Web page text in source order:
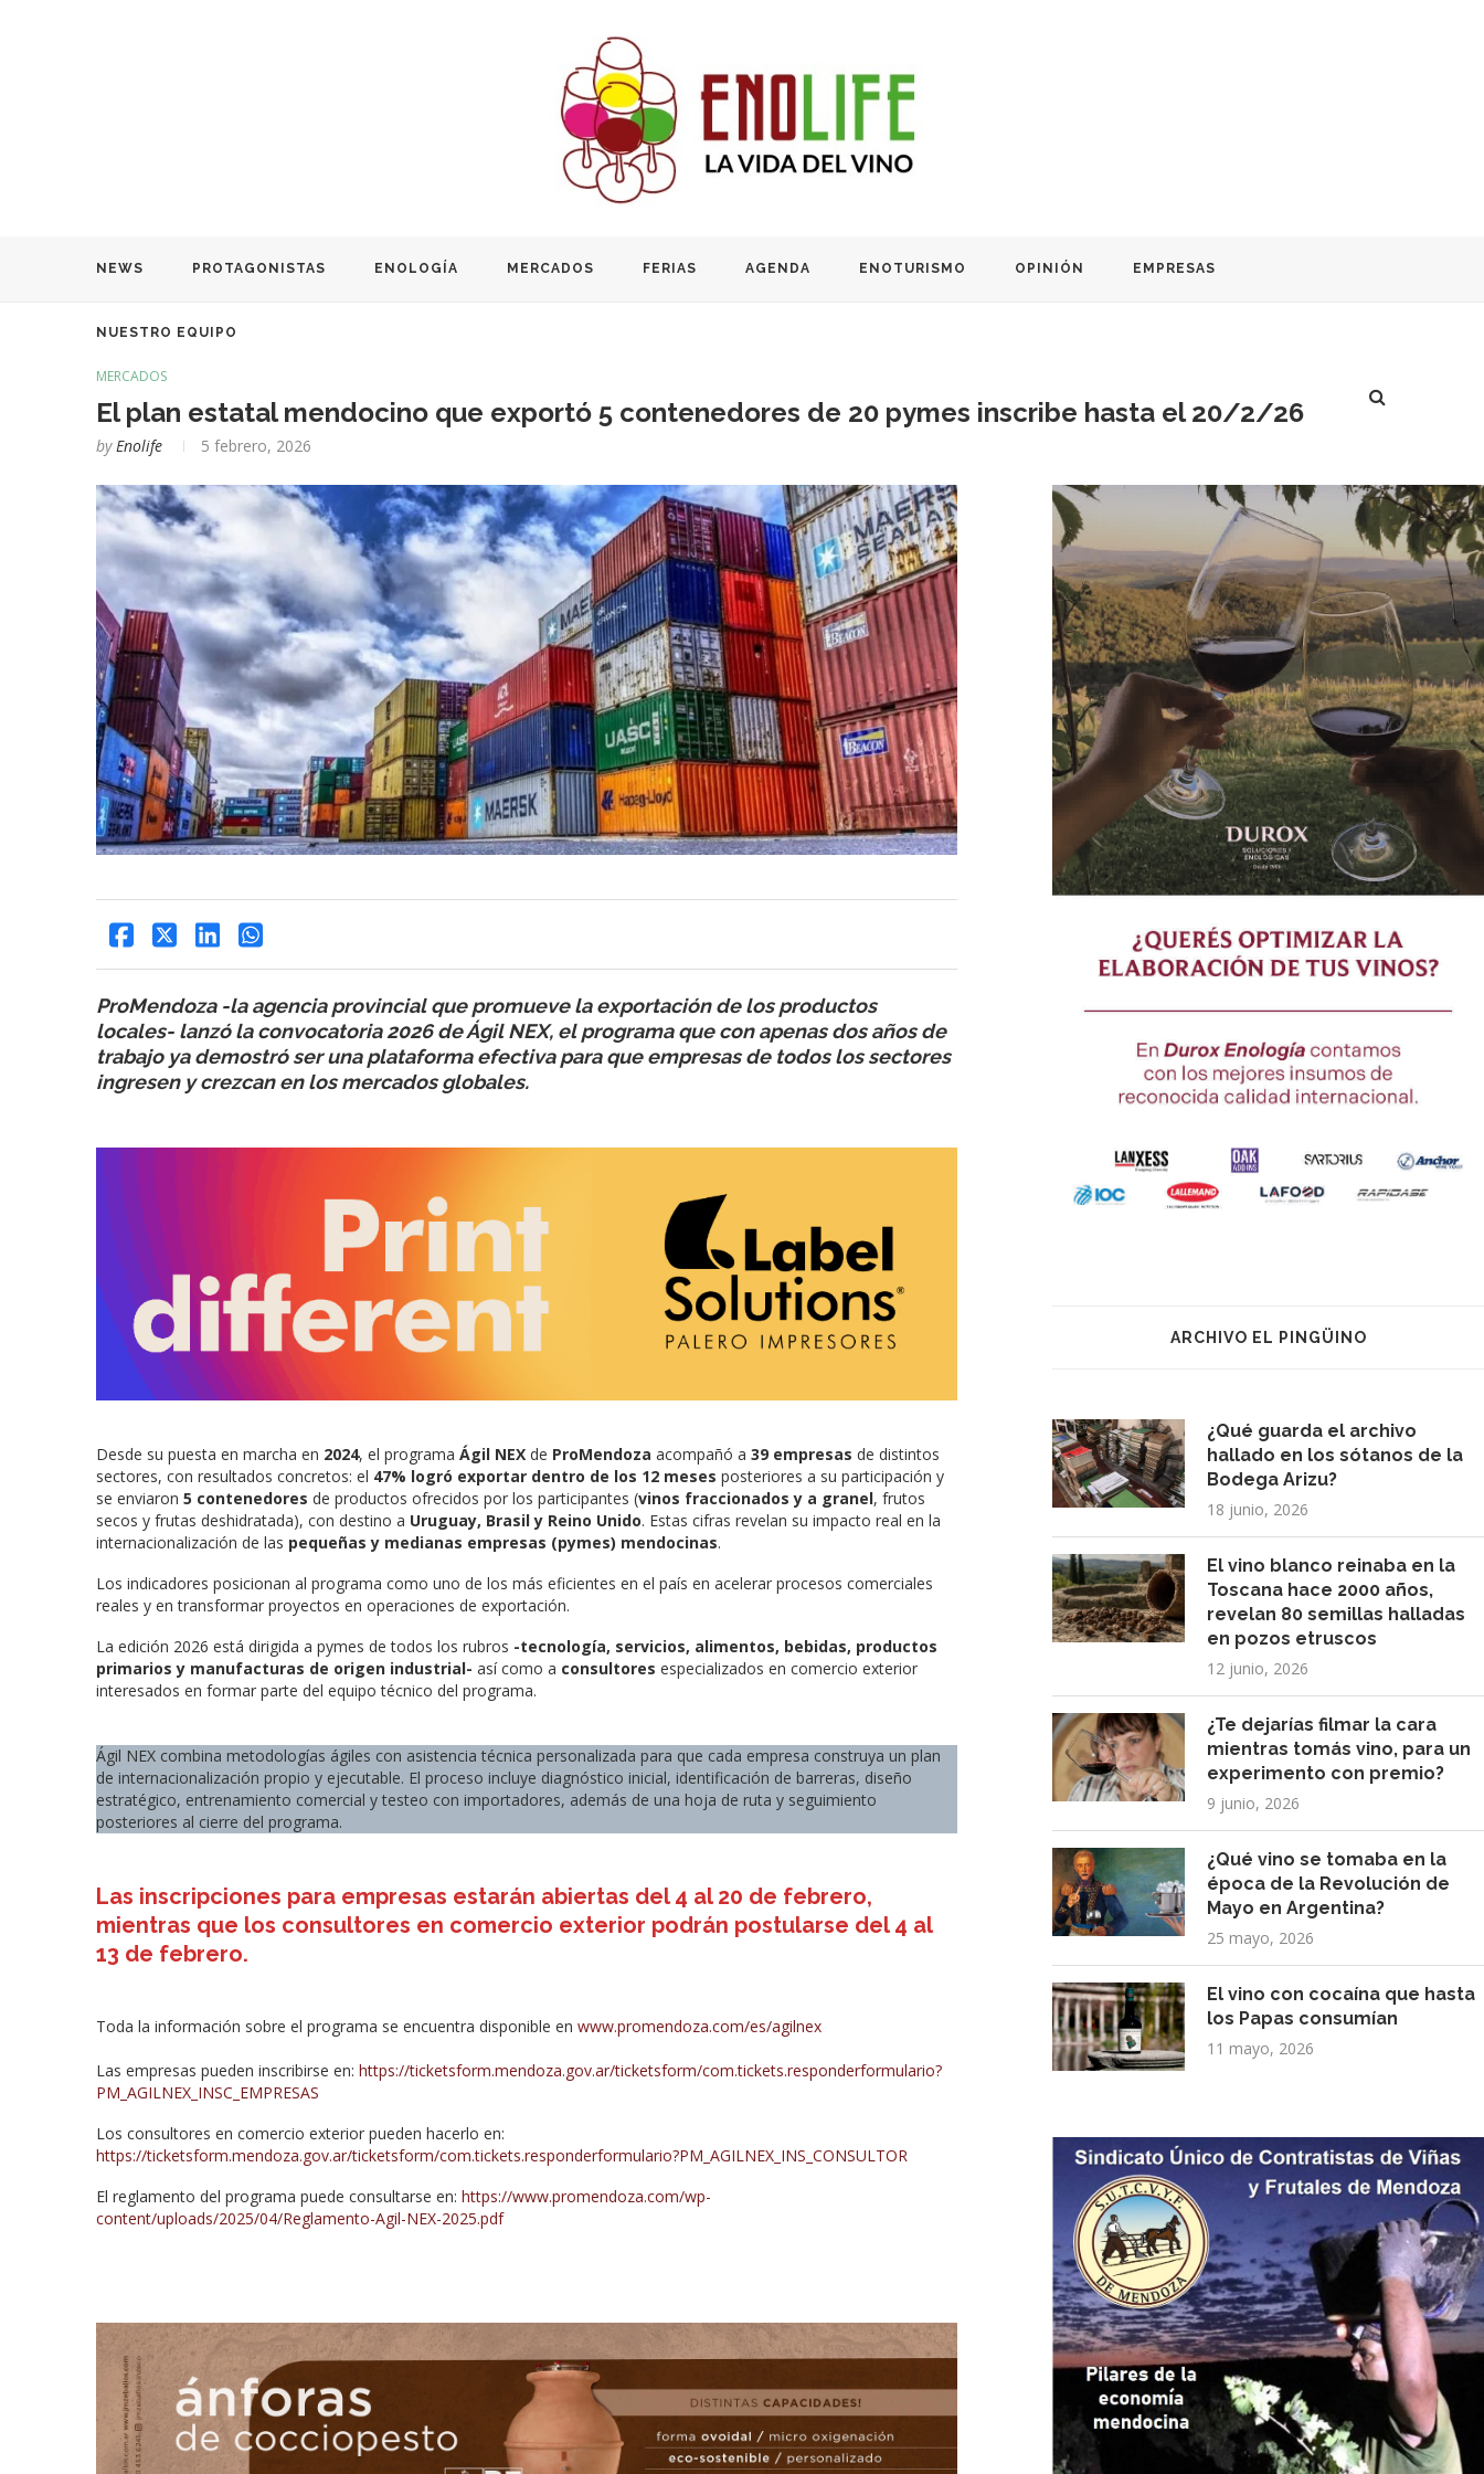
NEWS PROTAGONISTAS ENOLOGÍA MERCADOS FERIAS AGENDA ENOTURISMO OPINIÓN EMPRESAS
NUESTRO EQUIPO
MERCADOS
El plan estatal mendocino que exportó 5 contenedores de 20 pymes inscribe hasta el 20/2/26
by Enolife 5 febrero, 2026
ProMendoza -la agencia provincial que promueve la exportación de los productos
locales- lanzó la convocatoria 2026 de Ágil NEX, el programa que con apenas dos años de
trabajo ya demostró ser una plataforma efectiva para que empresas de todos los sectores
ingresen y crezcan en los mercados globales.
Desde su puesta en marcha en 2024, el programa Ágil NEX de ProMendoza acompañó a 39 empresas de distintos
sectores, con resultados concretos: el 47% logró exportar dentro de los 12 meses posteriores a su participación y
se enviaron 5 contenedores de productos ofrecidos por los participantes (vinos fraccionados y a granel, frutos
secos y frutas deshidratada), con destino a Uruguay, Brasil y Reino Unido. Estas cifras revelan su impacto real en la
internacionalización de las pequeñas y medianas empresas (pymes) mendocinas.
Los indicadores posicionan al programa como uno de los más eficientes en el país en acelerar procesos comerciales
reales y en transformar proyectos en operaciones de exportación.
La edición 2026 está dirigida a pymes de todos los rubros -tecnología, servicios, alimentos, bebidas, productos
primarios y manufacturas de origen industrial- así como a consultores especializados en comercio exterior
interesados en formar parte del equipo técnico del programa.
Ágil NEX combina metodologías ágiles con asistencia técnica personalizada para que cada empresa construya un plan
de internacionalización propio y ejecutable. El proceso incluye diagnóstico inicial, identificación de barreras, diseño
estratégico, entrenamiento comercial y testeo con importadores, además de una hoja de ruta y seguimiento
posteriores al cierre del programa.
Las inscripciones para empresas estarán abiertas del 4 al 20 de febrero,
mientras que los consultores en comercio exterior podrán postularse del 4 al
13 de febrero.
Toda la información sobre el programa se encuentra disponible en www.promendoza.com/es/agilnex
Las empresas pueden inscribirse en: https://ticketsform.mendoza.gov.ar/ticketsform/com.tickets.responderformulario?
PM_AGILNEX_INSC_EMPRESAS
Los consultores en comercio exterior pueden hacerlo en:
https://ticketsform.mendoza.gov.ar/ticketsform/com.tickets.responderformulario?PM_AGILNEX_INS_CONSULTOR
El reglamento del programa puede consultarse en: https://www.promendoza.com/wp-
content/uploads/2025/04/Reglamento-Agil-NEX-2025.pdf
ARCHIVO EL PINGÜINO
¿Qué guarda el archivo
hallado en los sótanos de la
Bodega Arizu?
18 junio, 2026
El vino blanco reinaba en la
Toscana hace 2000 años,
revelan 80 semillas halladas
en pozos etruscos
12 junio, 2026
¿Te dejarías filmar la cara
mientras tomás vino, para un
experimento con premio?
9 junio, 2026
¿Qué vino se tomaba en la
época de la Revolución de
Mayo en Argentina?
25 mayo, 2026
El vino con cocaína que hasta
los Papas consumían
11 mayo, 2026